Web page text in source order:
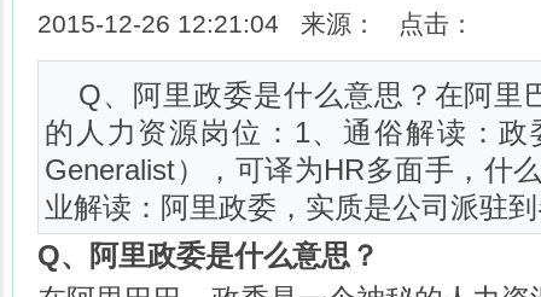
2015-12-26 12:21:04 来源： 点击：
Q、阿里政委是什么意思？在阿里
的人力资源岗位：1、通俗解读：政
Generalist），可译为HR多面手，什
业解读：阿里政委，实质是公司派驻
Q、
阿里政委是什么意思？